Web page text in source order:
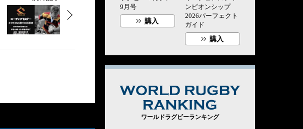
9月号
購入
ンピオンシップ
2026パーフェクト
ガイド
購入
ワールドラグビーランキング